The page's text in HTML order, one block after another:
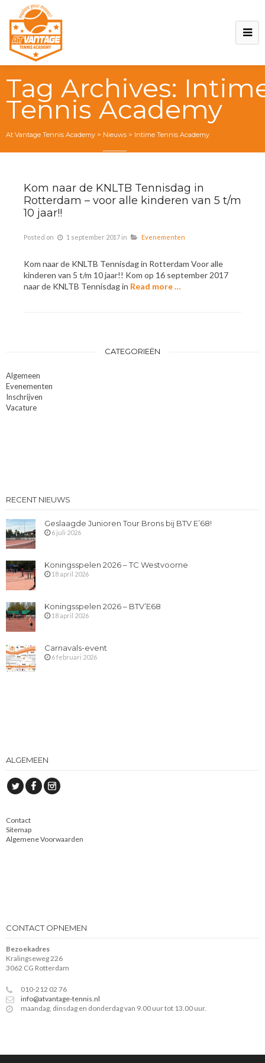
Tag Archives:
Tennis Academy
At Vantage Tennis Academy > Nieuws > Intime Tennis Academy
Kom naar de KNLTB Tennisdag in
Rotterdam – voor alle kinderen van 5 t/m
10 jaar!!
Posted on 1 september 2017 in Evenementen
Kom naar de KNLTB Tennisdag in Rotterdam Voor alle
kinderen van 5 t/m 10 jaar!! Kom op 16 september 2017
naar de KNLTB Tennisdag in Read more …
CATEGORIEËN
Algemeen
Evenementen
Inschrijven
Vacature
RECENT NIEUWS
Geslaagde Junioren Tour Brons bij BTV E’68!
6 juli 2026
Koningsspelen 2026 – TC Westvoorne
18 april 2026
Koningsspelen 2026 – BTV’E68
18 april 2026
Carnavals-event
6 februari 2026
ALGEMEEN
Contact
Sitemap
Algemene Voorwaarden
CONTACT OPNEMEN
Bezoekadres
Kralingseweg 226
3062 CG Rotterdam
010-212 02 76
info@atvantage-tennis.nl
maandag, dinsdag en donderdag van 9.00 uur tot 13.00 uur.